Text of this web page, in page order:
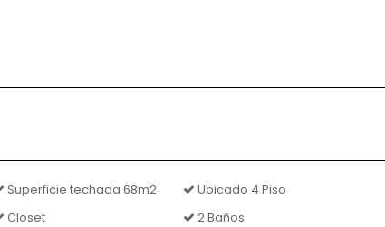
Superficie techada 68m2
Ubicado 4 Piso
Closet
2 Baños